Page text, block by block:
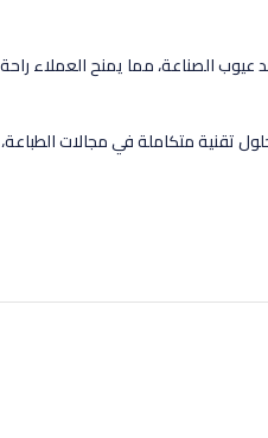
الصناعة، مما يمنح العملاء
تقنية متكاملة في مجالات